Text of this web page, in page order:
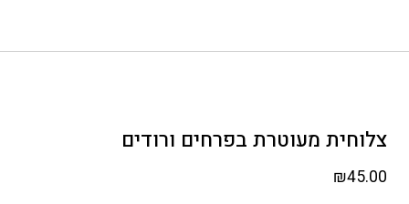
צלוחית מעוטרת בפרחים ורודים
₪45.00